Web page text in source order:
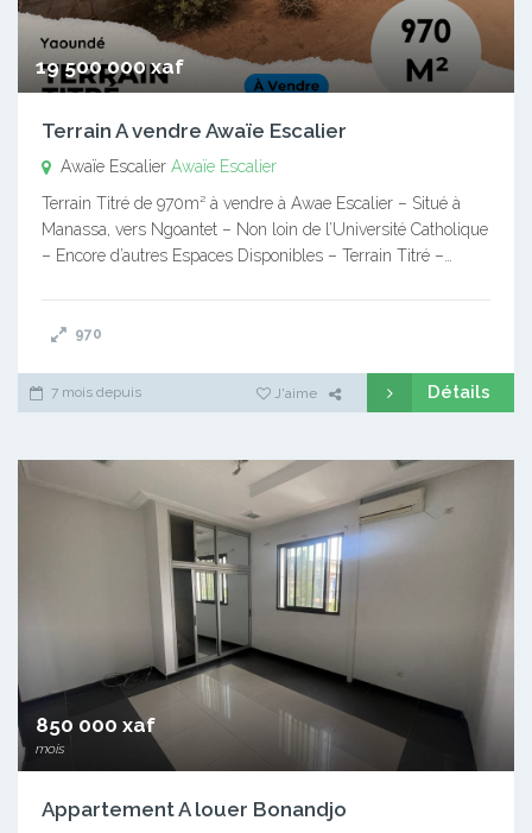
19 500 000 xaf
Terrain A vendre Awaïe Escalier
Awaïe Escalier Awaïe Escalier
Terrain Titré de 970m² à vendre à Awae Escalier – Situé à
Manassa, vers Ngoantet – Non loin de l’Université Catholique
– Encore d’autres Espaces Disponibles – Terrain Titré –…
970
7 mois depuis J'aime Détails
850 000 xaf
mois
Appartement A louer Bonandjo